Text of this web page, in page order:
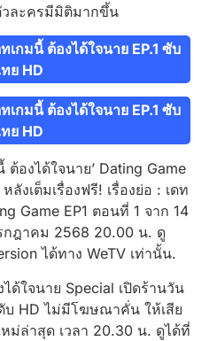
วละครมีมิติมากขึ้น
กมนี้ ต้องได้ใจนาย EP.1 ซับ
ย HD
กมนี้ ต้องได้ใจนาย EP.1 ซับ
ย HD
ต้องได้ใจนาย’ Dating Game
ลังเต็มเรื่องฟรี! เรื่องย่อ : เดท
Game EP1 ตอนที่ 1 จาก 14
กฎาคม 2568 20.00 น. ดู
ได้ทาง WeTV เท่านั้น.
ด้ใจนาย Special เปิดร้านวัน
บ HD ไม่มีโฆษณาคั่น ให้เสีย
ล่าสุด เวลา 20.30 น. ดูได้ที่